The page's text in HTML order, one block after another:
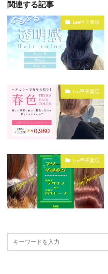
関連する記事
Lee甲子園店
Lee甲子園店
Lee甲子園店